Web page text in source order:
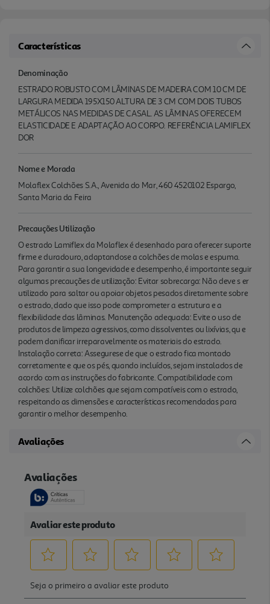
Características
Denominação
ESTRADO ROBUSTO COM LÂMINAS DE MADEIRA COM 10 CM DE
LARGURA MEDIDA 195X150 ALTURA DE 3 CM COM DOIS TUBOS
METÁLICOS NAS MEDIDAS DE CASAL. AS LÂMINAS OFERECEM
ELASTICIDADE E ADAPTAÇÃO AO CORPO. REFERÊNCIA LAMIFLEX
DOR
Nome e Morada
Molaflex Colchões S.A., Avenida do Mar, 460 4520102 Espargo,
Santa Maria da Feira
Precauções Utilização
O estrado Lamiflex da Molaflex é desenhado para oferecer suporte
firme e duradouro, adaptandose a colchões de molas e espuma.
Para garantir a sua longevidade e desempenho, é importante seguir
algumas precauções de utilização: Evitar sobrecarga: Não deve s er
utilizado para saltar ou apoiar objetos pesados diretamente sobre
o estrado, dado que isso pode comprometer a estrutura e a
flexibilidade das lâminas. Manutenção adequada: Evite o uso de
produtos de limpeza agressivos, como dissolventes ou lixívias, qu e
podem danificar irreparavelmente os materiais do estrado.
Instalação correta: Assegurese de que o estrado fica montado
corretamente e que os pés, quando incluídos, sejam instalados de
acordo com as instruções do fabricante. Compatibilidade com
colchões: Utilize colchões que sejam compatíveis com o estrado,
respeitando as dimensões e características recomendadas para
garantir o melhor desempenho.
Avaliações